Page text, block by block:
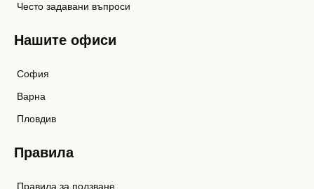
Често задавани въпроси
Нашите офиси
София
Варна
Пловдив
Правила
Правила за ползване